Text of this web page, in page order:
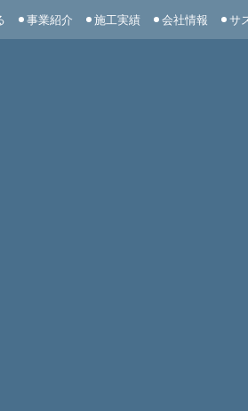
事業紹介 施工実績 会社情報 サ